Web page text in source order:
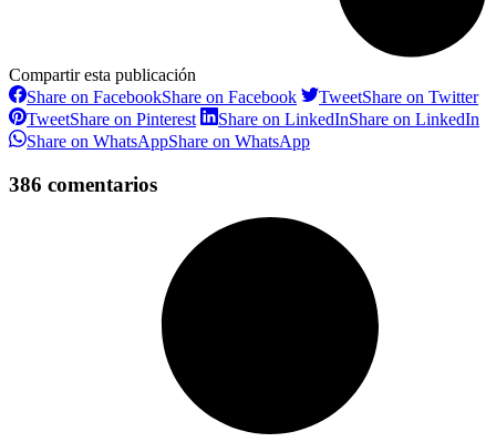
Compartir esta publicación
Share on FacebookShare on Facebook TweetShare on Twitter
TweetShare on Pinterest Share on LinkedInShare on LinkedIn
Share on WhatsAppShare on WhatsApp
386 comentarios